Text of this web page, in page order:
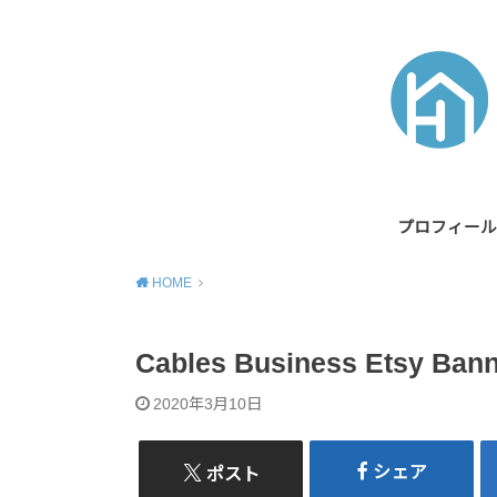
プロフィール
HOME
Cables Business Etsy
2020年3月10日
ポスト シェア